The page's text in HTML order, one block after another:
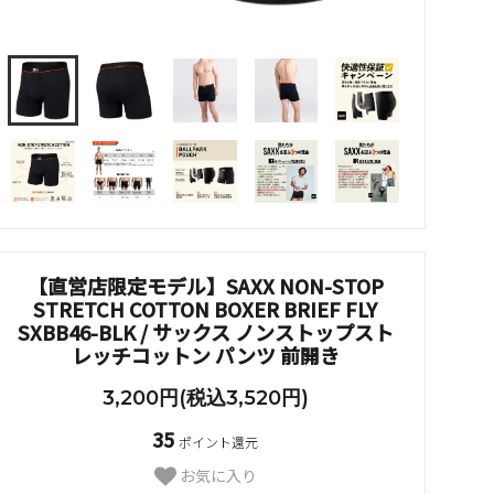
【直営店限定モデル】SAXX NON-STOP
STRETCH COTTON BOXER BRIEF FLY
SXBB46-BLK / サックス ノンストップスト
レッチコットン パンツ 前開き
3,200円(税込3,520円)
35 ポイント還元
お気に入り